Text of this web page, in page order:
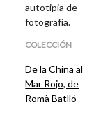
autotipia de
fotografía.
COLECCIÓN
De la China al
Mar Rojo, de
Romà Batlló